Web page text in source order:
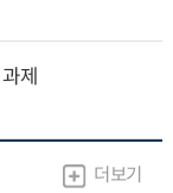
제
더보기